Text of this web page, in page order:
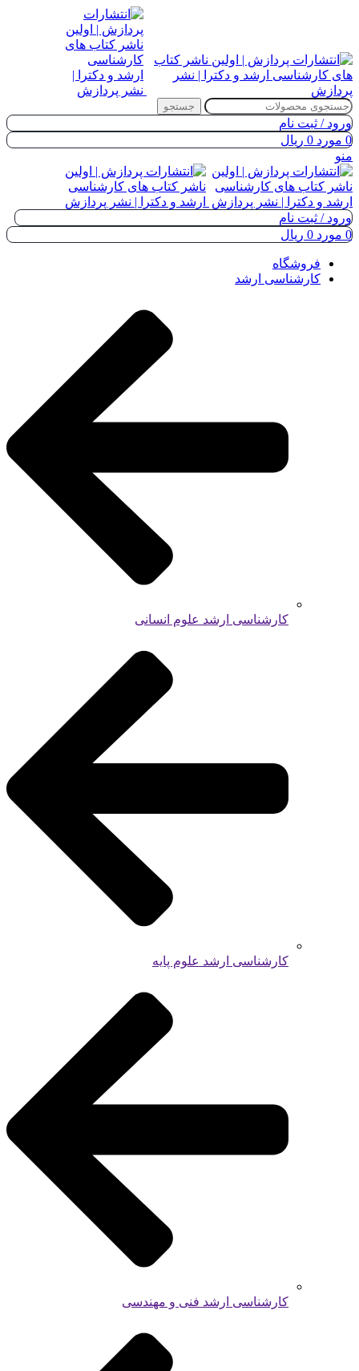
جستجو
ورود / ثبت نام
0 مورد 0 ریال
منو
ورود / ثبت نام
0 مورد 0 ریال
فروشگاه
کارشناسی ارشد
کارشناسی ارشد علوم انسانی
کارشناسی ارشد علوم پایه
کارشناسی ارشد فنی و مهندسی